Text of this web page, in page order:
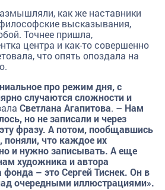
как же наставники
высказывания,
Точнее пришла,
центра и как-то совершенно
что опять опоздала на
про режим дня, с
случаются сложности и
Светлана Агапитова. – Нам
но не записали и через
фразу. А потом, пообщавшись
поняли, что каждое их
и нужно записывать. А еще
художника и автора
– это Сергей Тиснек. Он в
очередными иллюстрациями».